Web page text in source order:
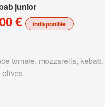
junior
€ indisponible
tomate, mozzarella,
olives